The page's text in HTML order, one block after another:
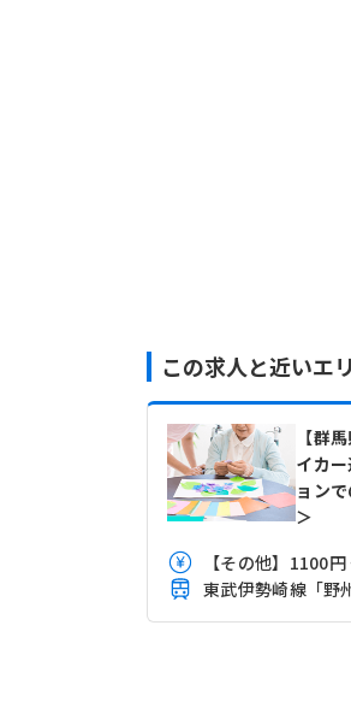
この求人と近いエ
【群
イカ
ョン
＞
【その他】1100
東武伊勢崎線「野